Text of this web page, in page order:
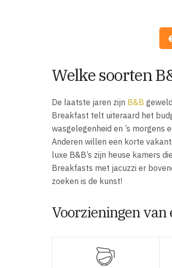
Welke soorten
De laatste jaren zijn B&B
Breakfast telt uiteraard het
wasgelegenheid en ’s
Anderen willen een korte
luxe B&B’s zijn heuse kamers
Breakfasts met jacuzzi er
zoeken is de kunst!
Voorzieningen van